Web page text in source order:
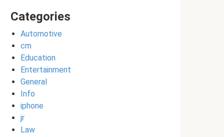
Categories
Automotive
cm
Education
Entertainment
General
Info
iphone
jr
Law